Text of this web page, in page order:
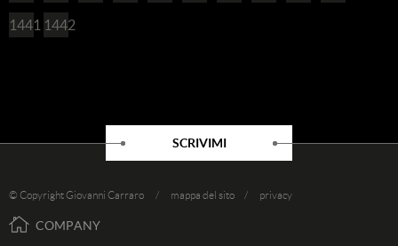
1441 1442
SCRIVIMI
© Copyright Giovanni Carraro / mappa del sito / privacy
COMPANY